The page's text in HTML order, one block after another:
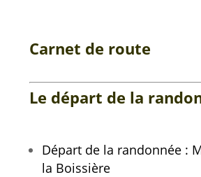
Carnet de route
Le départ de la
Départ de la randonnée :
la Boissière